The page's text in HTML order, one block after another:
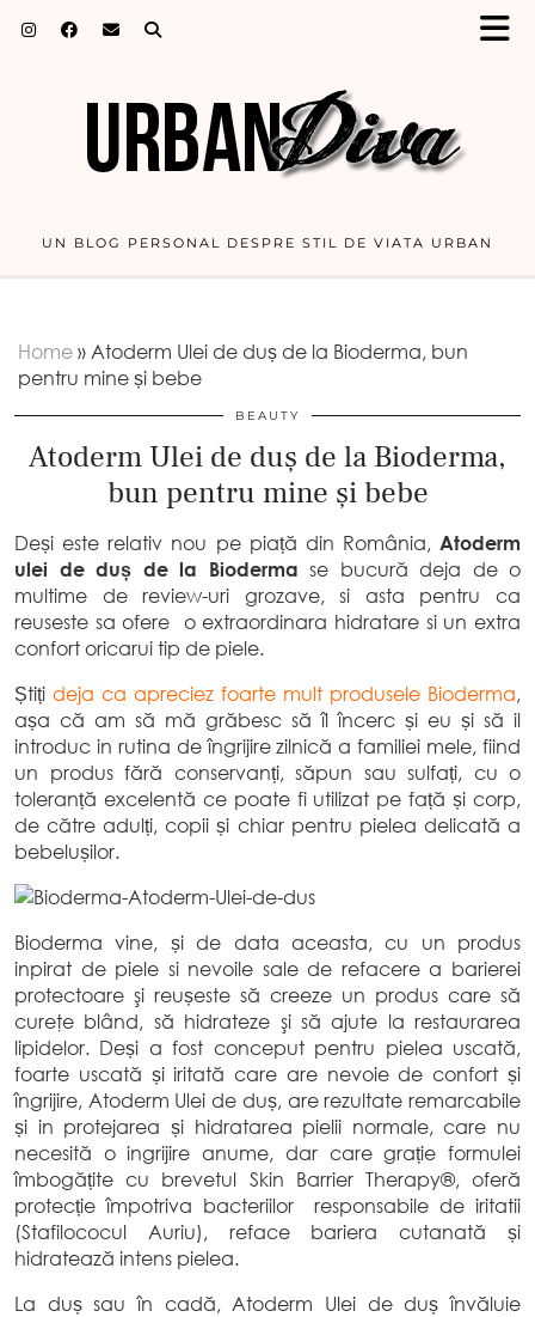
UN BLOG PERSONAL DESPRE STIL DE VIATA URBAN
Home » Atoderm Ulei de duș de la Bioderma, bun
pentru mine și bebe
BEAUTY
Atoderm Ulei de duș de la Bioderma,
bun pentru mine și bebe
Deși este relativ nou pe piață din România,Atoderm
ulei de duș de la Bioderma se bucură deja de o
multime de review-uri grozave, si asta pentru ca
reuseste sa ofere o extraordinara hidratare si un extra
confort oricarui tip de piele.
Știți deja ca apreciez foarte mult produsele Bioderma,
așa că am să mă grăbesc să îl încerc și eu și să il
introduc in rutina de îngrijire zilnică a familiei mele, fiind
un produs fără conservanți, săpun sau sulfați, cu o
toleranță excelentă ce poate fi utilizat pe față și corp,
de către adulți, copii și chiar pentru pielea delicată a
bebelușilor.
Bioderma vine, și de data aceasta, cu un produs
inpirat de piele si nevoile sale de refacere a barierei
protectoare şi reușeste să creeze un produs care să
cureţe blând, să hidrateze şi să ajute la restaurarea
lipidelor. Deși a fost conceput pentru pielea uscată,
foarte uscată și iritată care are nevoie de confort și
îngrijire, Atoderm Ulei de duș, are rezultate remarcabile
și in protejarea și hidratarea pielii normale, care nu
necesită o ingrijire anume, dar care grație formulei
îmbogățite cu brevetul Skin Barrier Therapy®, oferă
protecție împotriva bacteriilor responsabile de iritatii
(Stafilococul Auriu), reface bariera cutanată și
hidratează intens pielea.
La duș sau în cadă, Atoderm Ulei de duș învăluie